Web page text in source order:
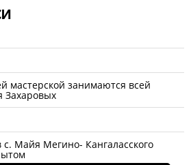
мастерской занимаются всей
Захаровых
Майя Мегино- Кангаласского